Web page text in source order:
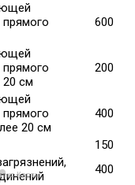
600
20 см
200
20 см
400
150
400
Карты